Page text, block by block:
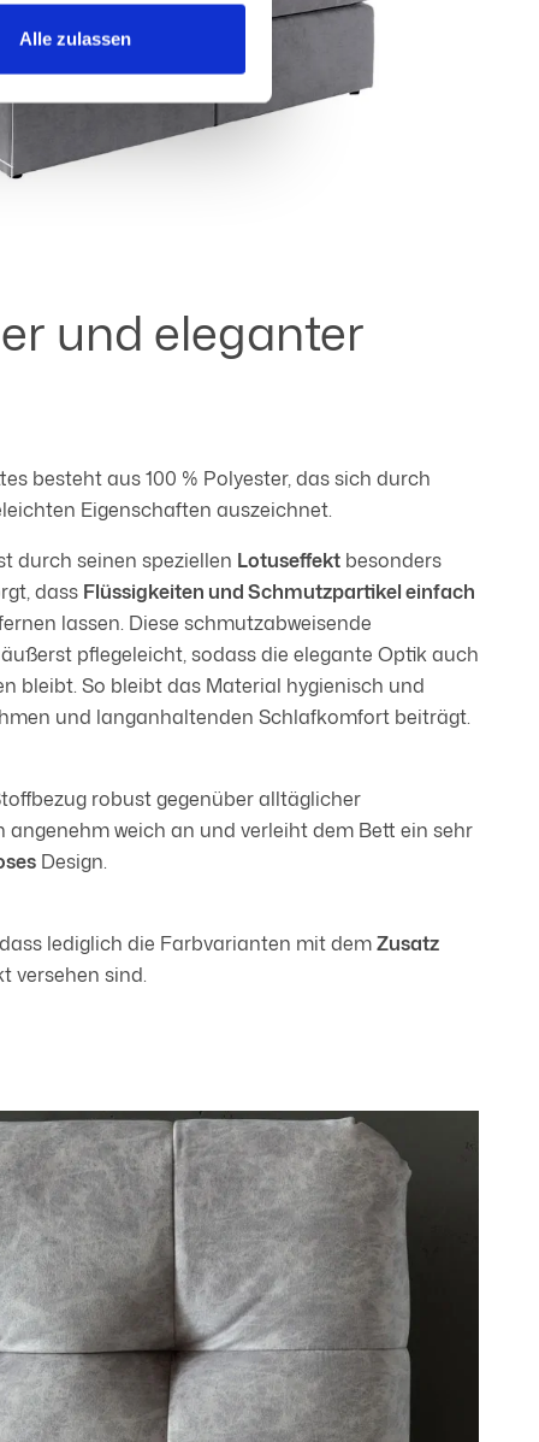
willigen Sie in die
ein. Sie können Ihre
Alle zulassen
und eleganter
besteht aus 100 % Polyester, das sich durch
Eigenschaften auszeichnet.
durch seinen speziellen Lotuseffekt besonders
dass Flüssigkeiten und Schmutzpartikel einfach
lassen. Diese schmutzabweisende
pflegeleicht, sodass die elegante Optik auch
bleibt. So bleibt das Material hygienisch und
und langanhaltenden Schlafkomfort beiträgt.
robust gegenüber alltäglicher
angenehm weich an und verleiht dem Bett ein sehr
Design.
lediglich die Farbvarianten mit demZusatz
versehen sind.